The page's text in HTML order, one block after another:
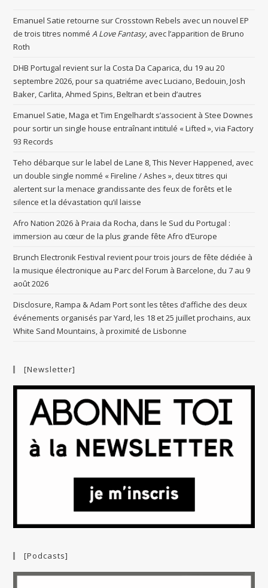
Emanuel Satie retourne sur Crosstown Rebels avec un nouvel EP
de trois titres nomméA Love Fantasy, avec l’apparition de Bruno
Roth
DHB Portugal revient sur la Costa Da Caparica, du 19 au 20
septembre 2026, pour sa quatriéme avec Luciano, Bedouin, Josh
Baker, Carlita, Ahmed Spins, Beltran et bein d’autres
Emanuel Satie, Maga et Tim Engelhardt s’associent à Stee Downes
pour sortir un single house entraînant intitulé « Lifted », via Factory
93 Records
Teho débarque sur le label de Lane 8, This Never Happened, avec
un double single nommé « Fireline / Ashes », deux titres qui
alertent sur la menace grandissante des feux de forêts et le
silence et la dévastation qu’il laisse
Afro Nation 2026 à Praia da Rocha, dans le Sud du Portugal :
immersion au cœur de la plus grande fête Afro d’Europe
Brunch Electronik Festival revient pour trois jours de fête dédiée à
la musique électronique au Parc del Forum à Barcelone, du 7 au 9
août 2026
Disclosure, Rampa & Adam Port sont les têtes d’affiche des deux
événements organisés par Yard, les 18 et 25 juillet prochains, aux
White Sand Mountains, à proximité de Lisbonne
[Newsletter]
[Podcasts]